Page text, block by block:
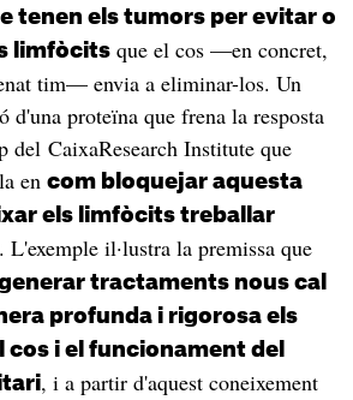
tenen els tumors per evitar o
limfòcitsque el cos —en concret,
tim— envia a eliminar-los. Un
d'una proteïna que frena la resposta
CaixaResearch Institute que
en com bloquejar aquesta
els limfòcits treballar
L'exemple il·lustra la premissa que
tractaments nous cal
profunda i rigorosa els
cos i el funcionament del
, i a partir d'aquest coneixement